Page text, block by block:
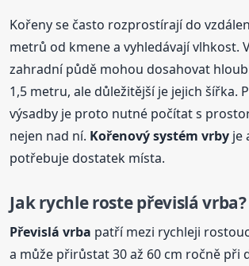
Kořeny se často rozprostírají do
metrů od kmene a vyhledávají vlhkost.
zahradní půdě mohou dosahovat
1,5 metru, ale důležitější je jejich šířka.
výsadby je proto nutné počítat s
nejen nad ní. Kořenový systém vrby je
potřebuje dostatek místa.
Jak rychle roste převislávrba?
Převislávrba patří mezi rychleji
a může přirůstat 30 až 60 cm ročně při